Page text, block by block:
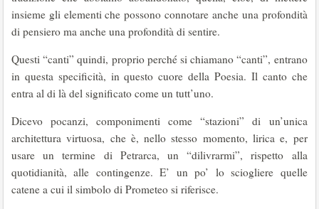
insieme gli elementi che possono connotare anche una profondità
di pensiero ma anche una profondità di sentire.
Questi “canti” quindi, proprio perché si chiamano “canti”, entrano
in questa specificità, in questo cuore della Poesia. Il canto che
entra al di là del significato come un tutt’uno.
Dicevo pocanzi, componimenti come “stazioni” di un’unica
architettura virtuosa, che è, nello stesso momento, lirica e, per
usare un termine di Petrarca, un “dilivrarmi”, rispetto alla
quotidianità, alle contingenze. E’ un po’ lo sciogliere quelle
catene a cui il simbolo di Prometeo si riferisce.